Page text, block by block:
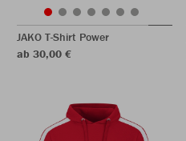
JAKO T-Shirt Power
ab 30,00 €